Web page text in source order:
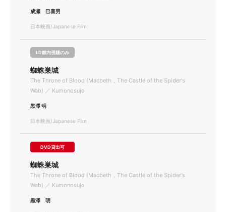
成瀬 巳喜男
日本映画/Japanese Film
LD館内視聴のみ
蜘蛛巣城
The Throne of Blood (Macbeth，The Castle of the Spider's
Wab) ／ Kumonosujo
黒澤 明
日本映画/Japanese Film
DVD貸出可
蜘蛛巣城
The Throne of Blood (Macbeth，The Castle of the Spider's
Wab) ／ Kumonosujo
黒澤 明